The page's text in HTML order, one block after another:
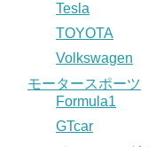
Tesla
TOYOTA
Volkswagen
モータースポーツ
Formula1
GTcar